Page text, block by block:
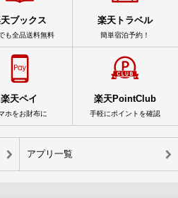
ブックス
も全品送料無料
楽天トラベル
簡単宿泊予約！
楽天ペイ
ホをお財布に
楽天PointClub
手軽にポイントを確認
アプリ一覧